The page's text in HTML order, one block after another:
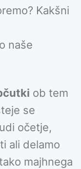
Kakšni
naše
ob tem
se
očetje,
ali delamo
majhnega